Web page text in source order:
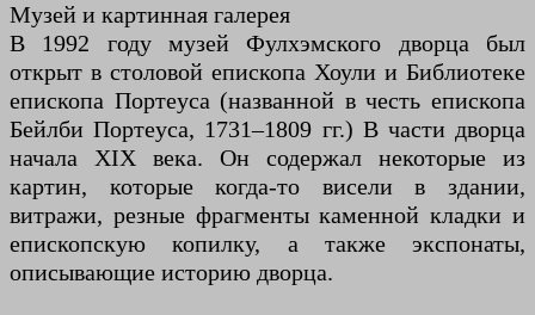
Музей и картинная галерея
В 1992 году музей Фулхэмского дворца был
открыт в столовой епископа Хоули и Библиотеке
епископа Портеуса (названной в честь епископа
Бейлби Портеуса, 1731–1809 гг.) В части дворца
начала XIX века. Он содержал некоторые из
картин, которые когда-то висели в здании,
витражи, резные фрагменты каменной кладки и
епископскую копилку, а также экспонаты,
описывающие историю дворца.